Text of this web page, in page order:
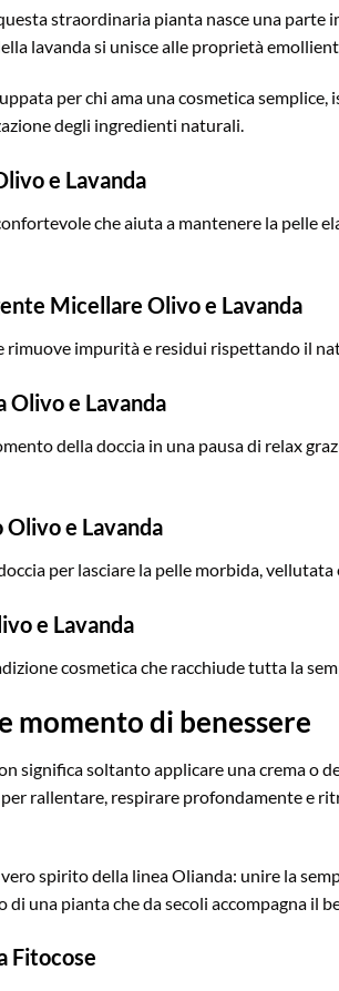
straordinaria pianta nasce una parte
lavanda si unisce alle proprietà
per chi ama una cosmetica
degli ingredienti naturali.
e Lavanda
che aiuta a mantenere la pelle
Micellare Olivo e Lavanda
rimuove impurità e residui rispettando il
Olivo e Lavanda
della doccia in una pausa di relax
Olivo e Lavanda
per lasciare la pelle morbida,
e Lavanda
cosmetica che racchiude tutta la
momento di benessere
significa soltanto applicare una crema o
rallentare, respirare profondamente e
spirito della linea Olianda: unire la
una pianta che da secoli accompagna il
Fitocose